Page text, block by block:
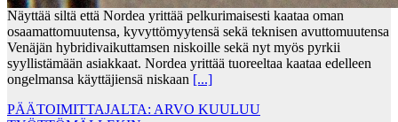
Näyttää siltä että Nordea yrittää pelkurimaisesti kaataa oman
osaamattomuutensa, kyvyttömyytensä sekä teknisen avuttomuutensa
Venäjän hybridivaikuttamsen niskoille sekä nyt myös pyrkii
syyllistämään asiakkaat. Nordea yrittää tuoreeltaa kaataa edelleen
ongelmansa käyttäjiensä niskaan [...]
PÄÄTOIMITTAJALTA: ARVO KUULUU